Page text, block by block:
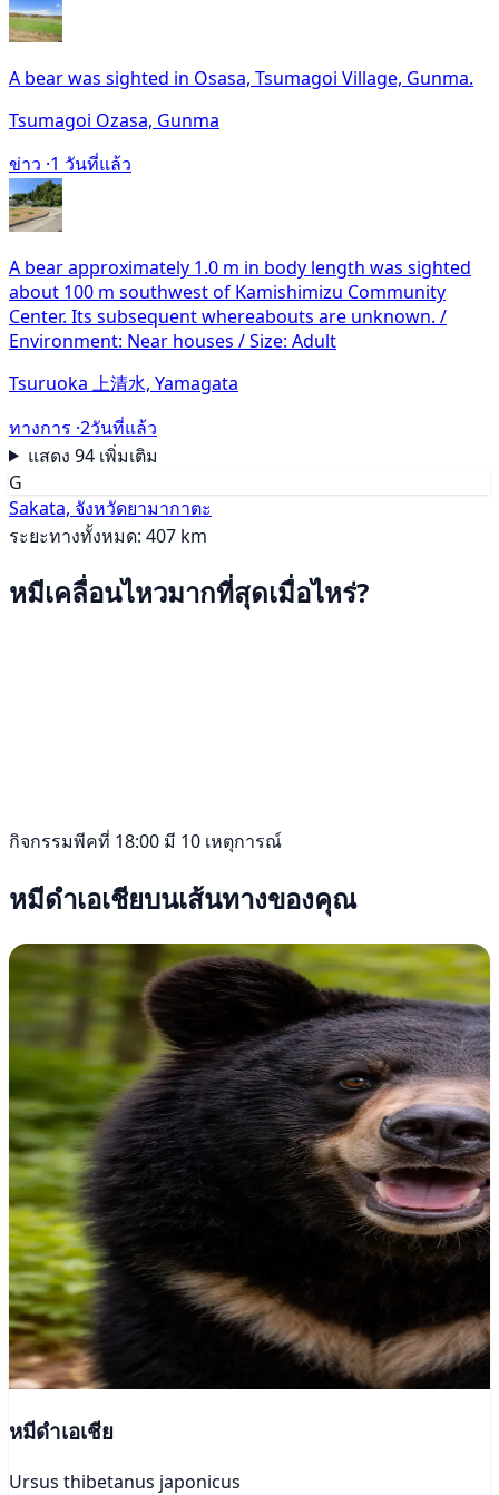
A bear was sighted in Osasa, Tsumagoi Village, Gunma.
Tsumagoi Ozasa, Gunma
ข่าว ·1 วันที่แล้ว
A bear approximately 1.0 m in body length was sighted
about 100 m southwest of Kamishimizu Community
Center. Its subsequent whereabouts are unknown. /
Environment: Near houses / Size: Adult
Tsuruoka 上清水, Yamagata
ทางการ ·2วันที่แล้ว
แสดง 94 เพิ่มเติม
G
Sakata, จังหวัดยามากาตะ
ระยะทางทั้งหมด: 407 km
หมีเคลื่อนไหวมากที่สุดเมื่อไหร่?
กิจกรรมพีคที่ 18:00 มี 10 เหตุการณ์
หมีดำเอเชียบนเส้นทางของคุณ
หมีดำเอเชีย
Ursus thibetanus japonicus